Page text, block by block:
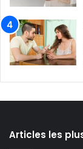
Articles les